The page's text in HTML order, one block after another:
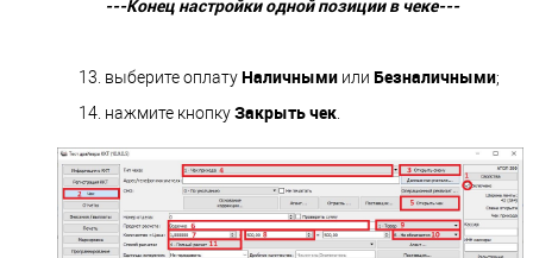
---Конец настройки одной позиции в чеке---
выберите оплату Наличными или Безналичными;
нажмите кнопкуЗакрыть чек.